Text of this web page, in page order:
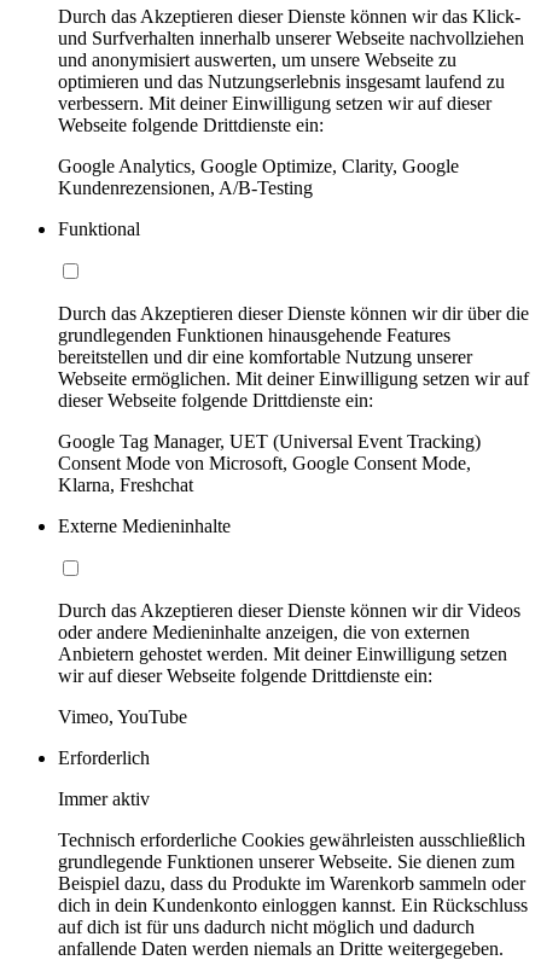
Durch das Akzeptieren dieser Dienste können wir das Klick-
und Surfverhalten innerhalb unserer Webseite nachvollziehen
und anonymisiert auswerten, um unsere Webseite zu
optimieren und das Nutzungserlebnis insgesamt laufend zu
verbessern. Mit deiner Einwilligung setzen wir auf dieser
Webseite folgende Drittdienste ein:
Google Analytics, Google Optimize, Clarity, Google
Kundenrezensionen, A/B-Testing
Funktional
Durch das Akzeptieren dieser Dienste können wir dir über die
grundlegenden Funktionen hinausgehende Features
bereitstellen und dir eine komfortable Nutzung unserer
Webseite ermöglichen. Mit deiner Einwilligung setzen wir auf
dieser Webseite folgende Drittdienste ein:
Google Tag Manager, UET (Universal Event Tracking)
Consent Mode von Microsoft, Google Consent Mode,
Klarna, Freshchat
Externe Medieninhalte
Durch das Akzeptieren dieser Dienste können wir dir Videos
oder andere Medieninhalte anzeigen, die von externen
Anbietern gehostet werden. Mit deiner Einwilligung setzen
wir auf dieser Webseite folgende Drittdienste ein:
Vimeo, YouTube
Erforderlich
Immer aktiv
Technisch erforderliche Cookies gewährleisten ausschließlich
grundlegende Funktionen unserer Webseite. Sie dienen zum
Beispiel dazu, dass du Produkte im Warenkorb sammeln oder
dich in dein Kundenkonto einloggen kannst. Ein Rückschluss
auf dich ist für uns dadurch nicht möglich und dadurch
anfallende Daten werden niemals an Dritte weitergegeben.